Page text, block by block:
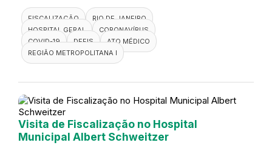
FISCALIZAÇÃO
RIO DE JANEIRO
HOSPITAL GERAL
CORONAVÍRUS
COVID-19
DEFIS
ATO MÉDICO
REGIÃO METROPOLITANA I
Visita de Fiscalização no Hospital
Municipal Albert Schweitzer